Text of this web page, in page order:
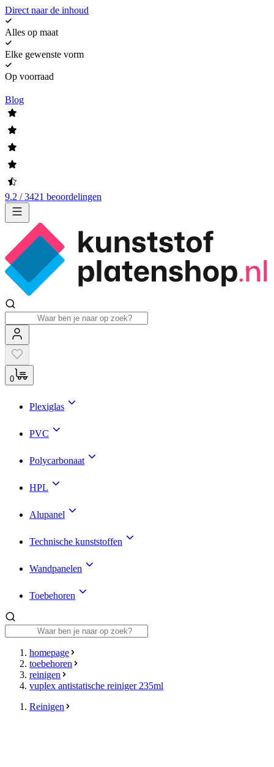
Direct naar de inhoud
Alles op maat
Elke gewenste vorm
Op voorraad
Blog
9.2 / 3421 beoordelingen
0
Plexiglas
PVC
Polycarbonaat
HPL
Alupanel
Technische kunststoffen
Wandpanelen
Toebehoren
homepage
toebehoren
reinigen
vuplex antistatische reiniger 235ml
Reinigen